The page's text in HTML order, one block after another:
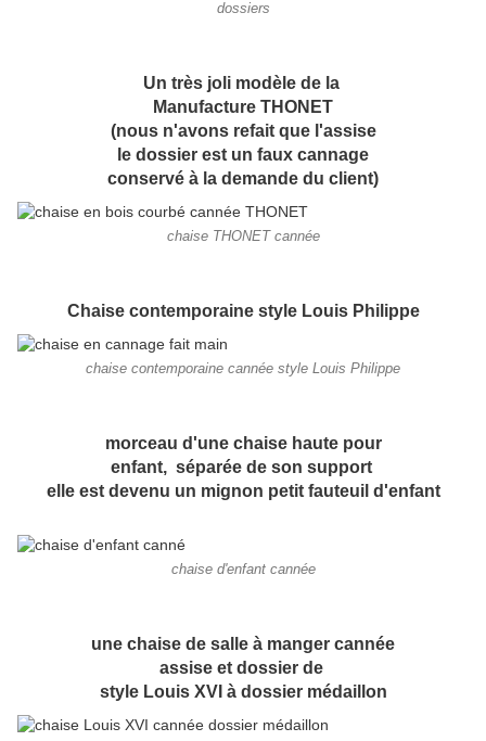
dossiers
Un très joli modèle de la
Manufacture THONET
(nous n'avons refait que l'assise
le dossier est un faux cannage
conservé à la demande du client)
chaise THONET cannée
Chaise contemporaine style Louis Philippe
chaise contemporaine cannée style Louis Philippe
morceau d'une chaise haute pour
enfant, séparée de son support
elle est devenu un mignon petit fauteuil d'enfant
chaise d'enfant cannée
une chaise de salle à manger cannée
assise et dossier de
style Louis XVI à dossier médaillon